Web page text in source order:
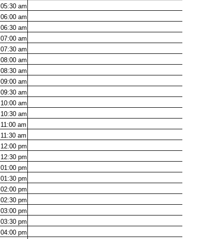
05:30 am
06:00 am
06:30 am
07:00 am
07:30 am
08:00 am
08:30 am
09:00 am
09:30 am
10:00 am
10:30 am
11:00 am
11:30 am
12:00 pm
12:30 pm
01:00 pm
01:30 pm
02:00 pm
02:30 pm
03:00 pm
03:30 pm
04:00 pm